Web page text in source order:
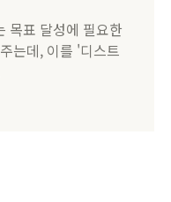
목표 달성에 필요한
는데, 이를 '디스트